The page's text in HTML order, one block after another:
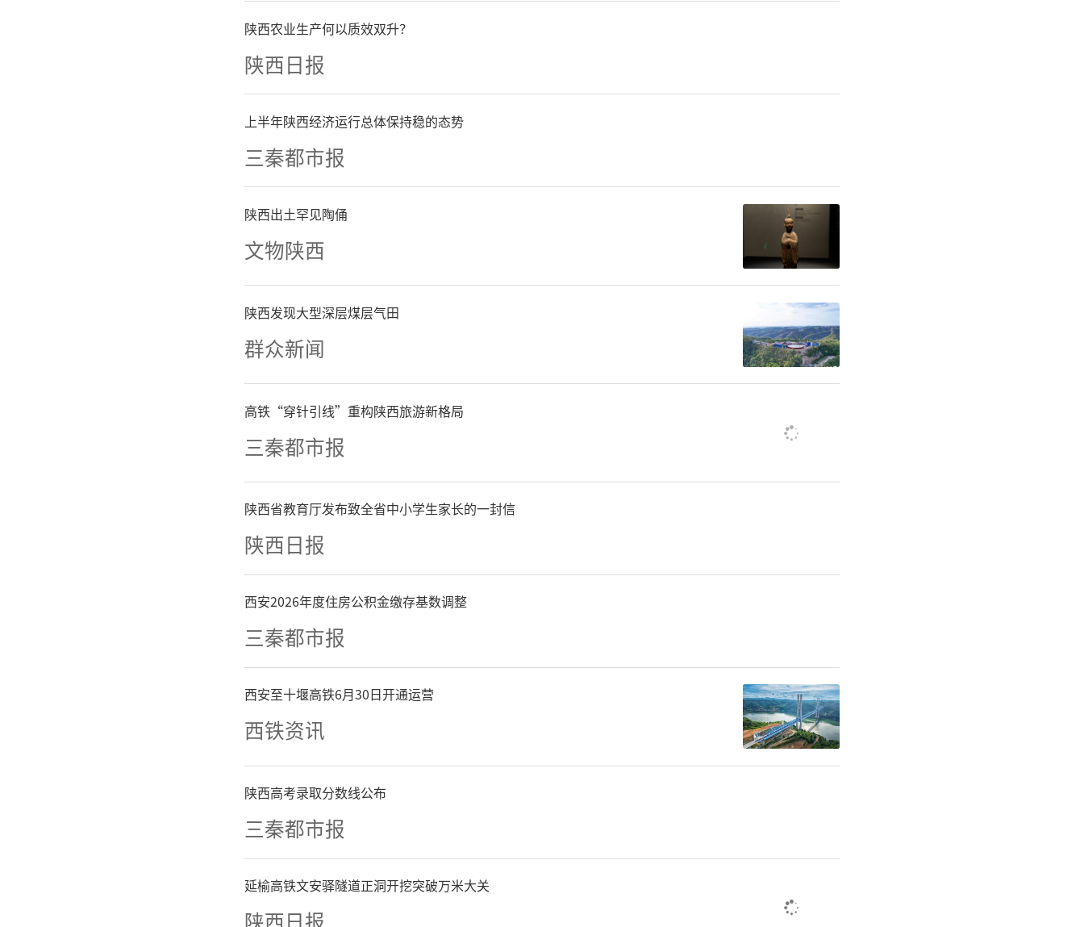
国考古出土的本土药物遗存的调查与整理”的阶
段性成果。该项目由中国中医科学院中药研究所
主持，子课题由国家文物局考古研究中心主持，
西北大学作为合作方承担“魏晋南北朝至明清时
期药物遗存的调查”课题任务，由该校教授赵丛
苍负责。
乌头碱是剧毒物，但其残留物仅存在于器具功能
部位（剪刀刃部、镊子内侧靠近手柄部位），表
明当时可能已采用局部外用的方式，通过复方配
伍和精准操作来控制毒性，在镇痛与安全之间取
得平衡。这体现了我国先民的用药智慧，证明明
代中医外科已形成专业化、精细化、高精度的手
术体系，与现代外科设计思路高度契合。
“我们将尝试从单一器物检测拓展为方剂复原、
区域谱系、方法标准化、现代转化的系列研究，
既深化对医药遗存的阐释，也推动微量残留物科
技考古、医学考古交叉理论与方法的完善，让出
土医药文物从单一物证升级为解读传统医学、古
代科技的完整体系。”赵丛苍介绍。
陕西农业生产何以质效双升？
陕西日报
上半年陕西经济运行总体保持稳的态势
三秦都市报
陕西出土罕见陶俑
文物陕西
陕西发现大型深层煤层气田
群众新闻
高铁“穿针引线”重构陕西旅游新格局
三秦都市报
陕西省教育厅发布致全省中小学生家长的一封信
陕西日报
西安2026年度住房公积金缴存基数调整
三秦都市报
西安至十堰高铁6月30日开通运营
西铁资讯
陕西高考录取分数线公布
三秦都市报
延榆高铁文安驿隧道正洞开挖突破万米大关
陕西日报